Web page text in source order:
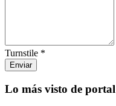
Turnstile *
Enviar
Lo más visto de